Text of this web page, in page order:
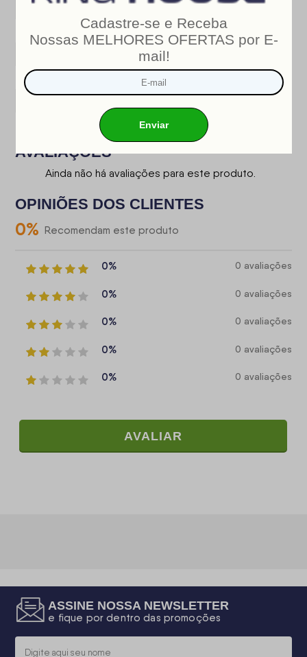
Estrutura do Colchão
Suporte de Peso (Por Pessoa) 90 kg
Eucalipto 100% de
Cor Predominante
AVALIAÇÕES
Ainda não há avaliações para este produto.
OPINIÕES DOS CLIENTES
0% Recomendam este produto
0% 0 avaliações
0% 0 avaliações
0% 0 avaliações
0% 0 avaliações
0% 0 avaliações
AVALIAR
ASSINE NOSSA NEWSLETTER
e fique por dentro das promoções